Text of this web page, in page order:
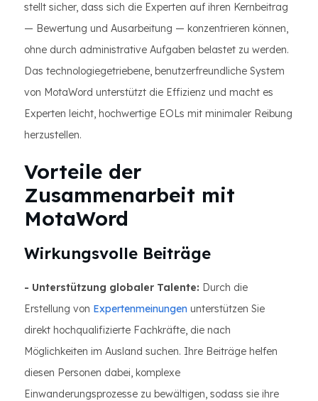
stellt sicher, dass sich die Experten auf ihren Kernbeitrag
— Bewertung und Ausarbeitung — konzentrieren können,
ohne durch administrative Aufgaben belastet zu werden.
Das technologiegetriebene, benutzerfreundliche System
von MotaWord unterstützt die Effizienz und macht es
Experten leicht, hochwertige EOLs mit minimaler Reibung
herzustellen.
Vorteile der
Zusammenarbeit mit
MotaWord
Wirkungsvolle Beiträge
- Unterstützung globaler Talente: Durch die
Erstellung von Expertenmeinungen unterstützen Sie
direkt hochqualifizierte Fachkräfte, die nach
Möglichkeiten im Ausland suchen. Ihre Beiträge helfen
diesen Personen dabei, komplexe
Einwanderungsprozesse zu bewältigen, sodass sie ihre